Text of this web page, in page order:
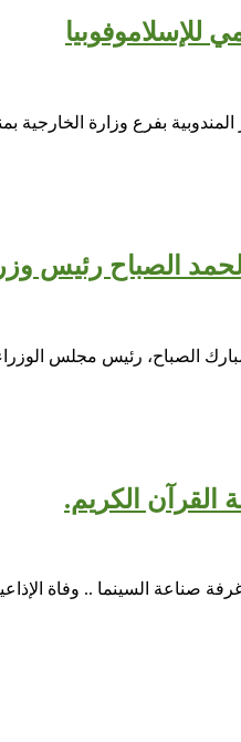
للإسلاموفوبيا
بفرع وزارة الخارجية
الصباح رئيس
الصباح، رئيس مجلس
القرآن الكريم.
صناعة السينما .. وفاة